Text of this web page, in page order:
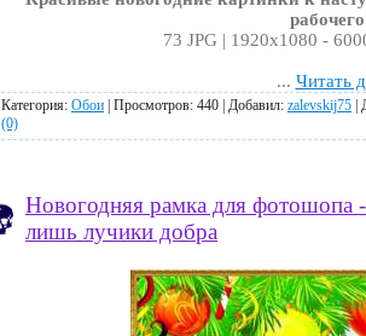
73 JPG | 1920x1080 -
... Читать
Категория: Обои | Просмотров: 440 | Добавил: zalevskij75 |
(0)
Новогодняя рамка для фотошопа
лишь лучики добра